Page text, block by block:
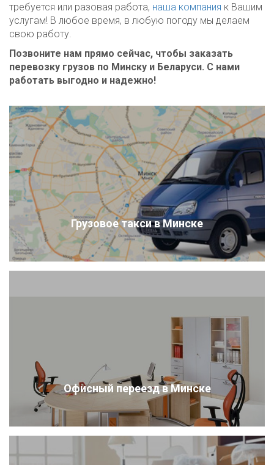
требуется или разовая работа, наша компания к Вашим
услугам! В любое время, в любую погоду мы делаем
свою работу.
Позвоните нам прямо сейчас, чтобы заказать
перевозку грузов по Минску и Беларуси. С нами
работать выгодно и надежно!
Грузовое такси в Минске
Офисный переезд в Минске